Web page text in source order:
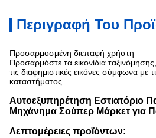
Περιγραφή Του
Προσαρμοσμένη διεπαφή χρήστη
Προσαρμόστε τα εικονίδια
τις διαφημιστικές εικόνες σύμφωνα με
καταστήματος
Αυτοεξυπηρέτηση Εστιατόριο
Μηχάνημα Σούπερ Μάρκετ για
Λεπτομέρειες προϊόντων: